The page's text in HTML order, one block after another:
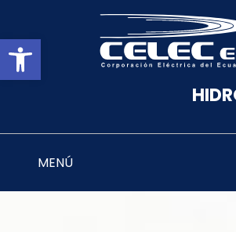
Abrir barra de
MENÚ